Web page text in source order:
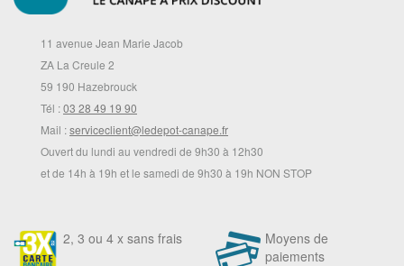
11 avenue Jean Marie Jacob
ZA La Creule 2
59 190 Hazebrouck
Tél :03 28 49 19 90
Mail :serviceclient@ledepot-canape.fr
Ouvert du lundi au vendredi de 9h30 à 12h30
et de 14h à 19h et le samedi de 9h30 à 19h NON STOP
2, 3 ou 4 x sans frais
Moyens de
paiements